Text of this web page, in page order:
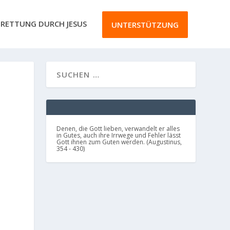
RETTUNG DURCH JESUS UNTERSTÜTZUNG
Denen, die Gott lieben, verwandelt er alles
in Gutes, auch ihre Irrwege und Fehler lässt
Gott ihnen zum Guten werden. (Augustinus,
354 - 430)